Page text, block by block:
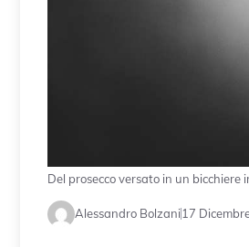
Del prosecco versato in un
Alessandro Bolzani17